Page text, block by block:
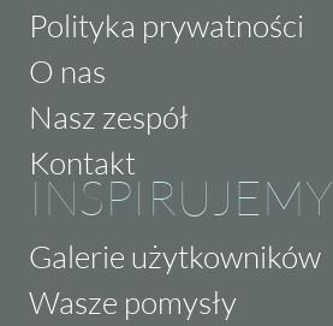
Polityka prywatności
O nas
Nasz zespół
Kontakt
INSPIRUJEMY
Galerie użytkowników
Wasze pomysły